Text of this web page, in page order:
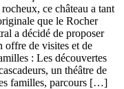
ce château a tant
que le Rocher
a décidé de proposer
offre de visites et de
: Les découvertes
un théâtre de
familles, parcours […]